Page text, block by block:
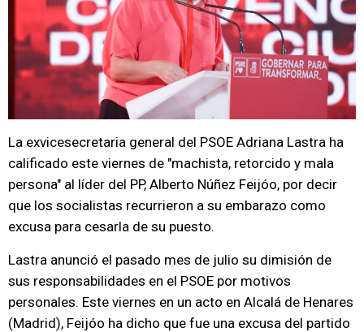
La exvicesecretaria general del PSOE Adriana Lastra ha
calificado este viernes de "machista, retorcido y mala
persona" al líder del PP, Alberto Núñez Feijóo, por decir
que los socialistas recurrieron a su embarazo como
excusa para cesarla de su puesto.
Lastra anunció el pasado mes de julio su dimisión de
sus responsabilidades en el PSOE por motivos
personales. Este viernes en un acto en Alcalá de Henares
(Madrid), Feijóo ha dicho que fue una excusa del partido